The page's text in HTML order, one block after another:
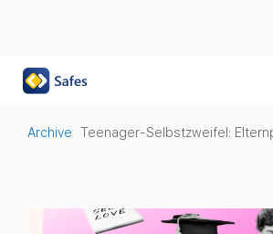
Archive Teenager-Selbstzweifel: